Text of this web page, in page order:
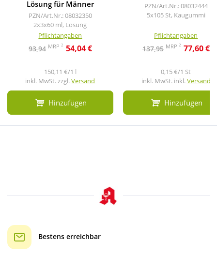
Lösung für Männer
PZN/Art.Nr.: 08032350
2x3x60 ml, Lösung
Pflichtangaben
93,94 MRP 2 54,04 €
150,11 €/1 l
inkl. MwSt. zzgl.Versand
Hinzufügen
PZN/Art.Nr.: 08032444
5x105 St, Kaugummi
Pflichtangaben
137,95 MRP 2 77,60 €
0,15 €/1 St
inkl. MwSt. inkl. Versand
Hinzufügen
Bestens erreichbar